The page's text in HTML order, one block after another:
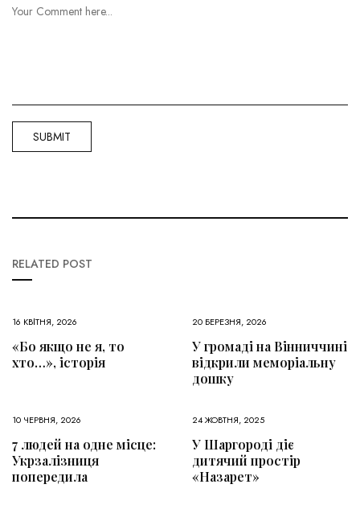
RELATED POST
16 КВІТНЯ, 2026
«Бо якщо не я, то
хто…», історія
20 БЕРЕЗНЯ, 2026
У громаді на Вінниччині
відкрили меморіальну
дошку
10 ЧЕРВНЯ, 2026
7 людей на одне місце:
Укрзалізниця
попередила
24 ЖОВТНЯ, 2025
У Шаргороді діє
дитячий простір
«Назарет»